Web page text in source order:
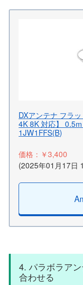
DXアンテナ フラ
4K 8K 対応】
1JW1FFS(B)
価格：￥3,400
(2025年01月17日
4. パラボラア
合わせる